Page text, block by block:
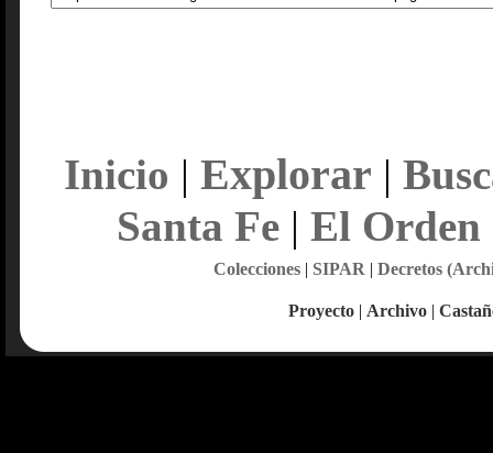
Inicio | Explorar |
Santa Fe| El Orden
Colecciones| SIPAR | Decretos
Proyecto | Archivo |